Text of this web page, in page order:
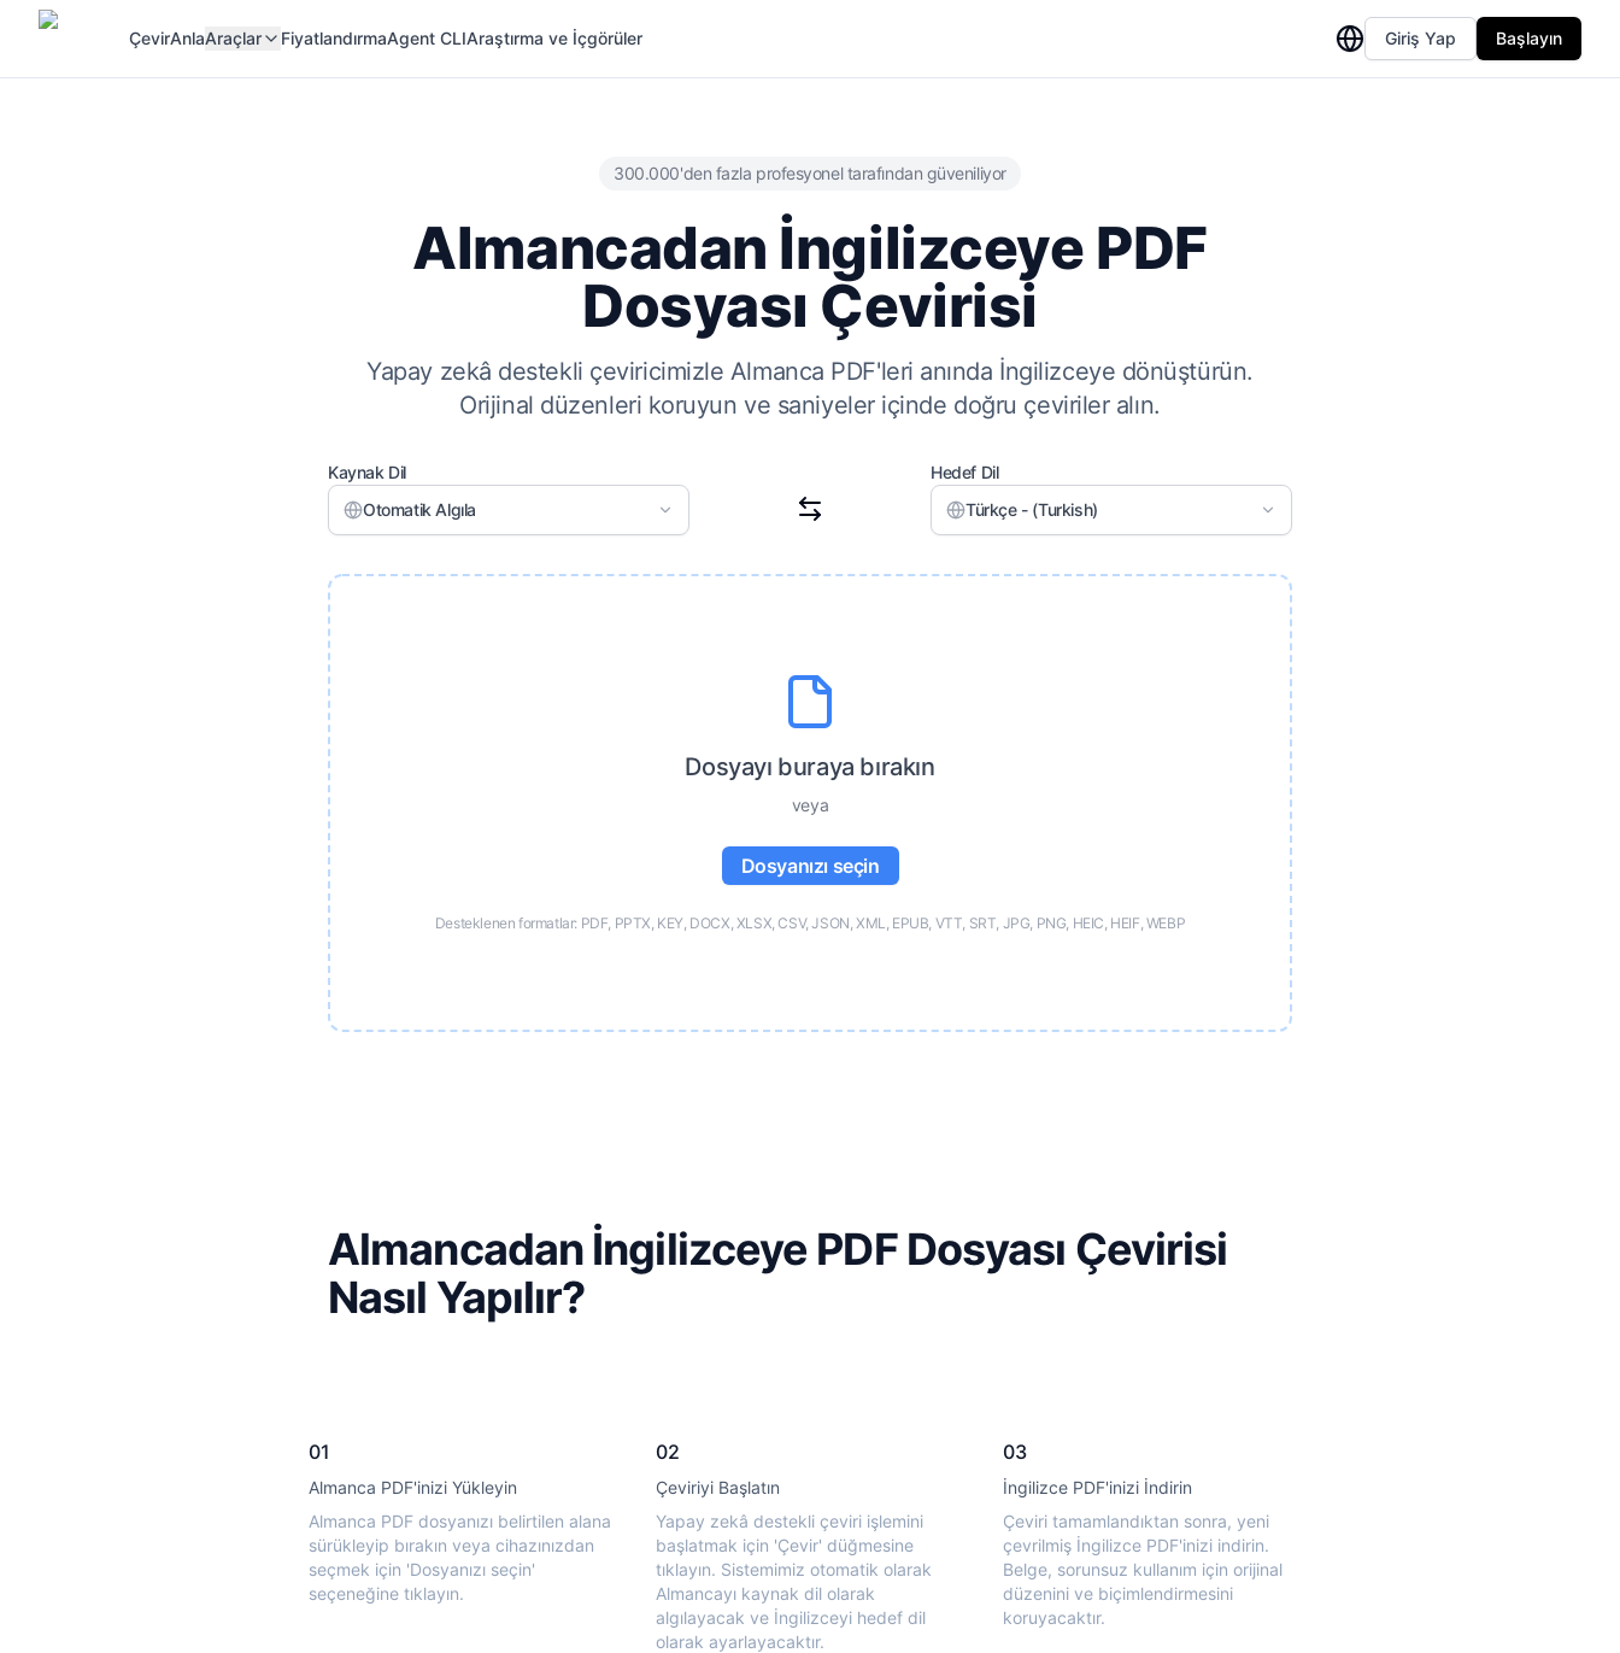
ÇevirAnlaAraçlar FiyatlandırmaAgent CLIAraştırma ve İçgörüler Giriş Yap Başlayın
300.000'den fazla profesyonel tarafından güveniliyor
Almancadan İngilizceye PDF
Dosyası Çevirisi
Yapay zekâ destekli çeviricimizle Almanca PDF'leri anında İngilizceye dönüştürün.
Orijinal düzenleri koruyun ve saniyeler içinde doğru çeviriler alın.
Kaynak Dil
Otomatik Algıla
Hedef Dil
Türkçe - (Turkish)
Dosyayı buraya bırakın
veya
Dosyanızı seçin
Desteklenen formatlar: PDF, PPTX, KEY, DOCX, XLSX, CSV, JSON, XML, EPUB, VTT, SRT, JPG, PNG, HEIC, HEIF, WEBP
Almancadan İngilizceye PDF Dosyası Çevirisi
Nasıl Yapılır?
01
Almanca PDF'inizi Yükleyin
Almanca PDF dosyanızı belirtilen alana
sürükleyip bırakın veya cihazınızdan
seçmek için 'Dosyanızı seçin'
seçeneğine tıklayın.
02
Çeviriyi Başlatın
Yapay zekâ destekli çeviri işlemini
başlatmak için 'Çevir' düğmesine
tıklayın. Sistemimiz otomatik olarak
Almancayı kaynak dil olarak
algılayacak ve İngilizceyi hedef dil
olarak ayarlayacaktır.
03
İngilizce PDF'inizi İndirin
Çeviri tamamlandıktan sonra, yeni
çevrilmiş İngilizce PDF'inizi indirin.
Belge, sorunsuz kullanım için orijinal
düzenini ve biçimlendirmesini
koruyacaktır.